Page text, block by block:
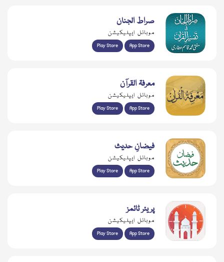
صراط الجنان
موبائل ایپلیکیشن
Play Store App Store
معرفۃ القرآن
موبائل ایپلیکیشن
Play Store App Store
فیضانِ حدیث
موبائل ایپلیکیشن
Play Store App Store
پریئر ٹائمز
موبائل ایپلیکیشن
Play Store App Store